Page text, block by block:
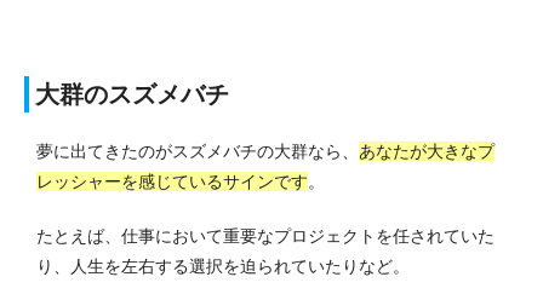
大群のスズメバチ
夢に出てきたのがスズメバチの大群なら、 あなたが大きなプ
レッシャーを感じているサインです。
たとえば、仕事において重要なプロジェクトを任されていた
り、人生を左右する選択を迫られていたりなど。